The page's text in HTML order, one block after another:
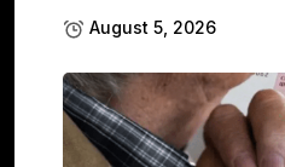
August 5, 2026